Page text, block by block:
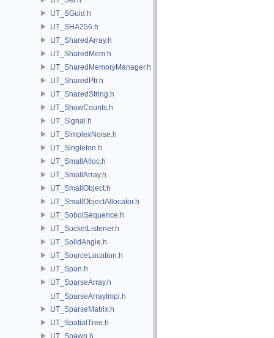
UT_SGuid.h
UT_SHA256.h
UT_SharedArray.h
UT_SharedMem.h
UT_SharedMemoryManager.h
UT_SharedPtr.h
UT_SharedString.h
UT_ShowCounts.h
UT_Signal.h
UT_SimplexNoise.h
UT_Singleton.h
UT_SmallAlloc.h
UT_SmallArray.h
UT_SmallObject.h
UT_SmallObjectAllocator.h
UT_SobolSequence.h
UT_SocketListener.h
UT_SolidAngle.h
UT_SourceLocation.h
UT_Span.h
UT_SparseArray.h
UT_SparseArrayImpl.h
UT_SparseMatrix.h
UT_SpatialTree.h
UT_Spawn.h